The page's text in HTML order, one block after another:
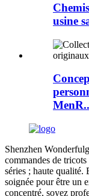
usine
Shenzhen
commandes de
séries ; haute qualité.
soignée pour être un
concentré, soyez